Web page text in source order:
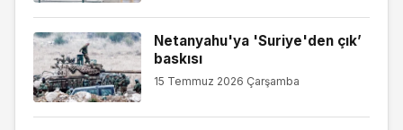
Netanyahu'ya 'Suriye'den çık’
baskısı
15 Temmuz 2026 Çarşamba